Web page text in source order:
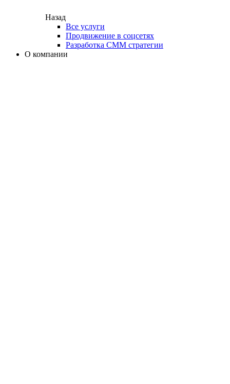
Назад
Все услуги
Продвижение в соцсетях
Разработка СММ стратегии
О компании